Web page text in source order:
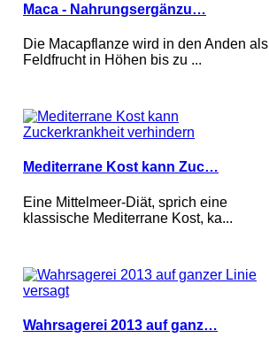
Maca - Nahrungsergänzu…
Die Macapflanze wird in den Anden als
Feldfrucht in Höhen bis zu ...
Mediterrane Kost kann Zuc…
Eine Mittelmeer-Diät, sprich eine
klassische Mediterrane Kost, ka...
Wahrsagerei 2013 auf ganz…